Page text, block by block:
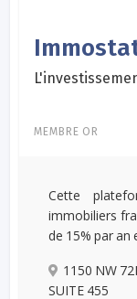
MEMBRE OR
Cette
immobiliers
de 15% par an
1150 NW
SUITE 455